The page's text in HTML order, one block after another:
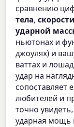
сравнению
тела,
ударной
ньютонах и
джоулях) и
ваттах и
удар на
сопоставляет
любителей и
точно
ударная мощь